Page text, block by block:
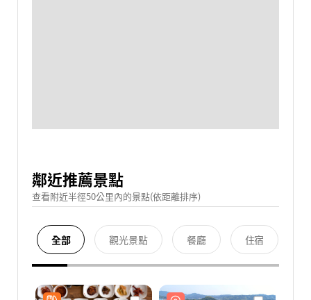
鄰近推薦景點
查看附近半徑50公里內的景點(依距離排序)
全部 觀光景點 餐廳 住宿